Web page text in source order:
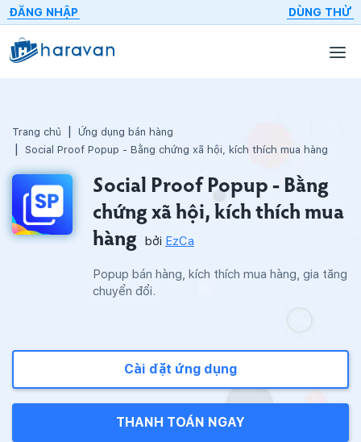
ĐĂNG NHẬP DÙNG THỬ
Trang chủ
Ứng dụng bán hàng
Social Proof Popup - Bằng chứng xã hội, kích thích mua hàng
Social Proof Popup - Bằng
chứng xã hội, kích thích mua
hàng
bởi EzCa
Popup bán hàng, kích thích mua hàng, gia tăng
chuyển đổi.
Cài đặt ứng dụng
THANH TOÁN NGAY